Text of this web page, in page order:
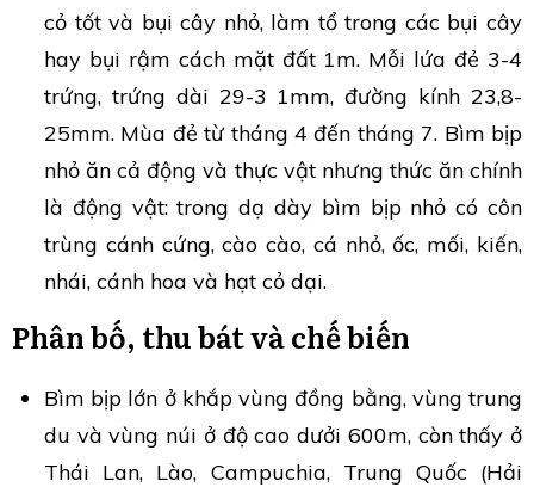
cỏ tốt và bụi cây nhỏ, làm tổ trong các bụi cây
hay bụi rậm cách mặt đất 1m. Mỗi lứa đẻ 3-4
trứng, trứng dài 29-3 1mm, đường kính 23,8-
25mm. Mùa đẻ từ tháng 4 đến tháng 7. Bìm bịp
nhỏ ăn cả động và thực vật nhưng thức ăn chính
là động vật: trong dạ dày bìm bịp nhỏ có côn
trùng cánh cứng, cào cào, cá nhỏ, ốc, mối, kiến,
nhái, cánh hoa và hạt cỏ dại.
Phân bố, thu bát và chế biến
Bìm bịp lớn ở khắp vùng đồng bằng, vùng trung
du và vùng núi ở độ cao dưởi 600m, còn thấy ở
Thái Lan, Lào, Campuchia, Trung Quốc (Hải